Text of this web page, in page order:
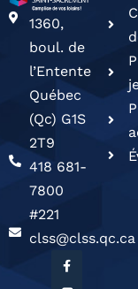
1360,
boul. de
l’Entente
Québec
(Qc) G1S
2T9
418 681-
7800
#221
clss@clss.qc.ca